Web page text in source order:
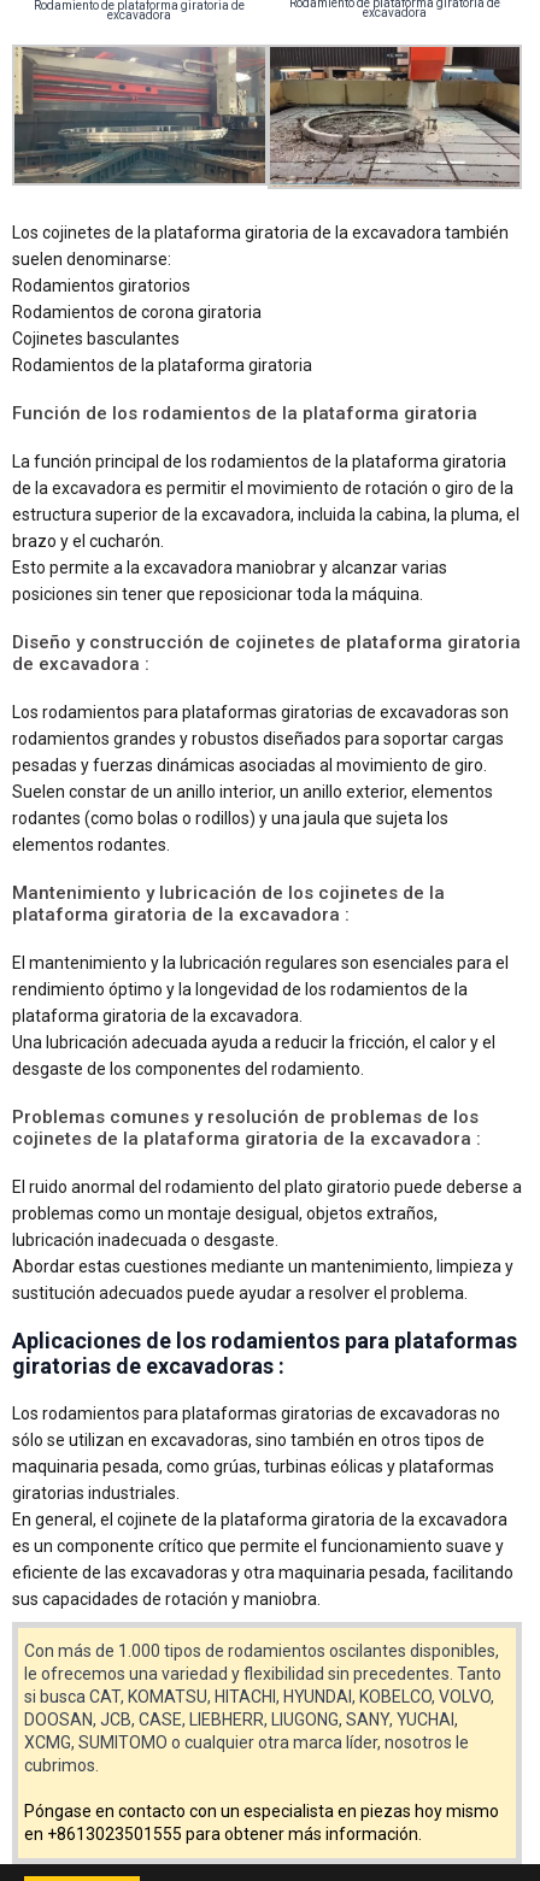
Rodamiento de plataforma giratoria de
excavadora
Rodamiento de plataforma giratoria de
excavadora
Los cojinetes de la plataforma giratoria de la excavadora también
suelen denominarse:
Rodamientos giratorios
Rodamientos de corona giratoria
Cojinetes basculantes
Rodamientos de la plataforma giratoria
Función de los rodamientos de la plataforma giratoria
La función principal de los rodamientos de la plataforma giratoria
de la excavadora es permitir el movimiento de rotación o giro de la
estructura superior de la excavadora, incluida la cabina, la pluma, el
brazo y el cucharón.
Esto permite a la excavadora maniobrar y alcanzar varias
posiciones sin tener que reposicionar toda la máquina.
Diseño y construcción de cojinetes de plataforma giratoria
de excavadora :
Los rodamientos para plataformas giratorias de excavadoras son
rodamientos grandes y robustos diseñados para soportar cargas
pesadas y fuerzas dinámicas asociadas al movimiento de giro.
Suelen constar de un anillo interior, un anillo exterior, elementos
rodantes (como bolas o rodillos) y una jaula que sujeta los
elementos rodantes.
Mantenimiento y lubricación de los cojinetes de la
plataforma giratoria de la excavadora :
El mantenimiento y la lubricación regulares son esenciales para el
rendimiento óptimo y la longevidad de los rodamientos de la
plataforma giratoria de la excavadora.
Una lubricación adecuada ayuda a reducir la fricción, el calor y el
desgaste de los componentes del rodamiento.
Problemas comunes y resolución de problemas de los
cojinetes de la plataforma giratoria de la excavadora :
El ruido anormal del rodamiento del plato giratorio puede deberse a
problemas como un montaje desigual, objetos extraños,
lubricación inadecuada o desgaste.
Abordar estas cuestiones mediante un mantenimiento, limpieza y
sustitución adecuados puede ayudar a resolver el problema.
Aplicaciones de los rodamientos para plataformas
giratorias de excavadoras :
Los rodamientos para plataformas giratorias de excavadoras no
sólo se utilizan en excavadoras, sino también en otros tipos de
maquinaria pesada, como grúas, turbinas eólicas y plataformas
giratorias industriales.
En general, el cojinete de la plataforma giratoria de la excavadora
es un componente crítico que permite el funcionamiento suave y
eficiente de las excavadoras y otra maquinaria pesada, facilitando
sus capacidades de rotación y maniobra.
Con más de 1.000 tipos de rodamientos oscilantes disponibles,
le ofrecemos una variedad y flexibilidad sin precedentes. Tanto
si busca CAT, KOMATSU, HITACHI, HYUNDAI, KOBELCO, VOLVO,
DOOSAN, JCB, CASE, LIEBHERR, LIUGONG, SANY, YUCHAI,
XCMG, SUMITOMO o cualquier otra marca líder, nosotros le
cubrimos.
Póngase en contacto con un especialista en piezas hoy mismo
en +8613023501555 para obtener más información.